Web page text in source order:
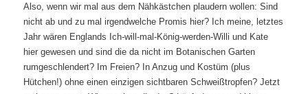
Also, wenn wir mal aus dem Nähkästchen plaudern wollen: Sind
nicht ab und zu mal irgendwelche Promis hier? Ich meine, letztes
Jahr wären Englands Ich-will-mal-König-werden-Willi und Kate
hier gewesen und sind die da nicht im Botanischen Garten
rumgeschlendert? Im Freien? In Anzug und Kostüm (plus
Hütchen!) ohne einen einzigen sichtbaren Schweißtropfen? Jetzt